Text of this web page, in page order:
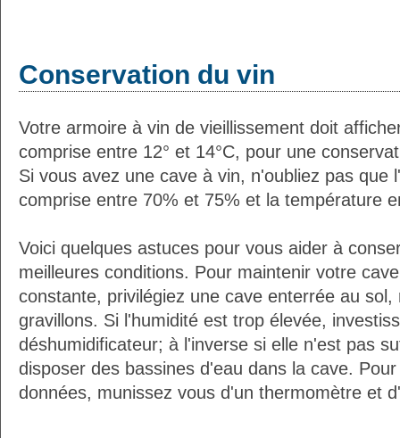
Conservation du vin
Votre armoire à vin de vieillissement doit
comprise entre 12° et 14°C, pour une
Si vous avez une cave à vin, n'oubliez pas que
comprise entre 70% et 75% et la température
Voici quelques astuces pour vous aider à
meilleures conditions. Pour maintenir votre
constante, privilégiez une cave enterrée au
gravillons. Si l'humidité est trop élevée,
déshumidificateur; à l'inverse si elle n'est pas
disposer des bassines d'eau dans la cave.
données, munissez vous d'un thermomètre et